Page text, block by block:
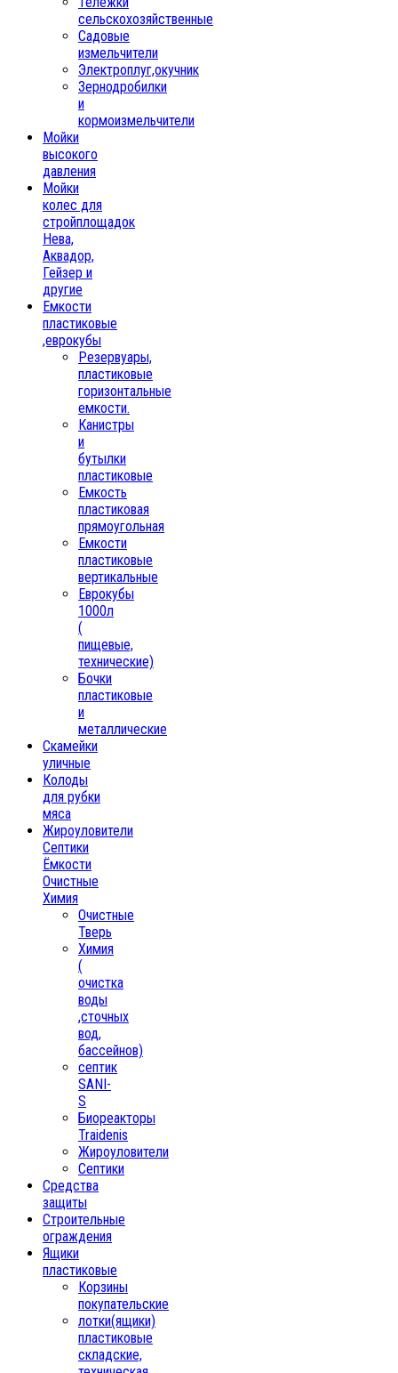
сельскохозяйственные
Садовые
измельчители
Электроплуг,окучник
Зернодробилки
и
кормоизмельчители
Мойки
высокого
давления
Мойки
колес для
стройплощадок
Нева,
Аквадор,
Гейзер и
другие
Емкости
пластиковые
,еврокубы
Резервуары,
пластиковые
горизонтальные
емкости.
Канистры
и
бутылки
пластиковые
Емкость
пластиковая
прямоугольная
Емкости
пластиковые
вертикальные
Еврокубы
1000л
(
пищевые,
технические)
Бочки
пластиковые
и
металлические
Скамейки
уличные
Колоды
для рубки
мяса
Жироуловители
Септики
Ёмкости
Очистные
Химия
Очистные
Тверь
Химия
(
очистка
воды
,сточных
вод,
бассейнов)
септик
SANI-
S
Биореакторы
Traidenis
Жироуловители
Септики
Средства
защиты
Строительные
ограждения
Ящики
пластиковые
Корзины
покупательские
лотки(ящики)
пластиковые
складские,